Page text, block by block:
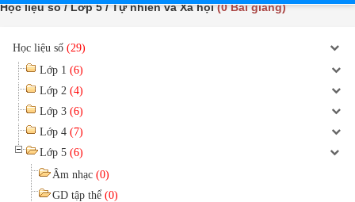
Học liệu số / Lớp 5 / Tự nhiên và Xã hội(0 Bài giảng)
Học liệu số (29)
Lớp 1 (6)
Lớp 2 (4)
Lớp 3 (6)
Lớp 4 (7)
Lớp 5 (6)
Âm nhạc (0)
GD tập thể (0)